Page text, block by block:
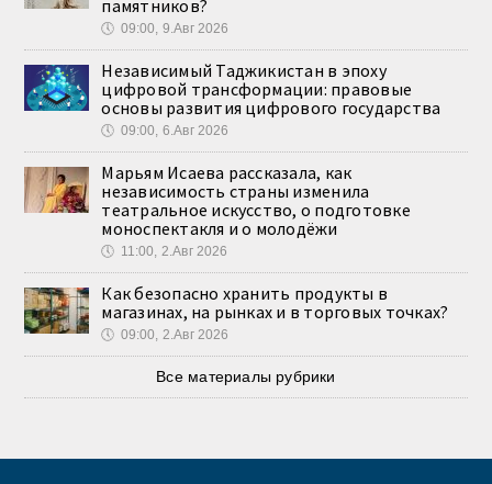
памятников?
🕔 09:00, 9.Авг 2026
Независимый Таджикистан в эпоху
цифровой трансформации: правовые
основы развития цифрового государства
🕔 09:00, 6.Авг 2026
Марьям Исаева рассказала, как
независимость страны изменила
театральное искусство, о подготовке
моноспектакля и о молодёжи
🕔 11:00, 2.Авг 2026
Как безопасно хранить продукты в
магазинах, на рынках и в торговых точках?
🕔 09:00, 2.Авг 2026
Все материалы рубрики